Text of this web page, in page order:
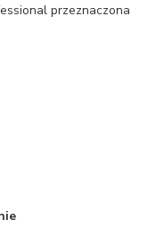
przeznaczona